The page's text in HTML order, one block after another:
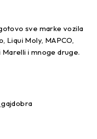
sve marke vozila
Liqui Moly, MAPCO,
Marelli i mnoge druge.